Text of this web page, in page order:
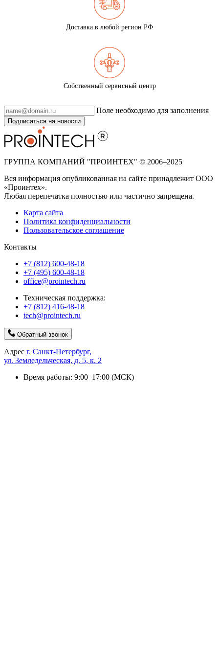
Доставка в любой регион РФ
Собственный сервисный центр
Поле необходимо для заполнения
Подписаться на новости
ГРУППА КОМПАНИЙ "ПРОИНТЕХ" © 2006–2025
Вся информация опубликованная на сайте принадлежит ООО
«Проинтех».
Любая перепечатка полностью или частично запрещена.
Карта сайта
Политика конфиденциальности
Пользовательское соглашение
Контакты
+7 (812) 600-48-18
+7 (495) 600-48-18
office@prointech.ru
Техническая поддержка:
+7 (812) 416-48-18
tech@prointech.ru
Обратный звонок
Адрес г. Санкт-Петербург,
ул. Земледельческая, д. 5, к. 2
Время работы: 9:00–17:00 (МСК)